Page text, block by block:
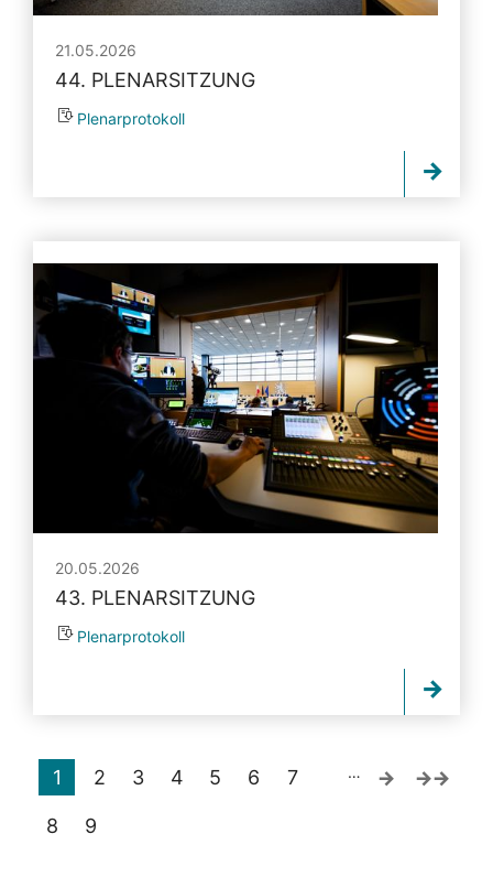
21.05.2026
44. PLENARSITZUNG
Plenarprotokoll
20.05.2026
43. PLENARSITZUNG
Plenarprotokoll
1 2 3 4 5 6 7
8 9
…